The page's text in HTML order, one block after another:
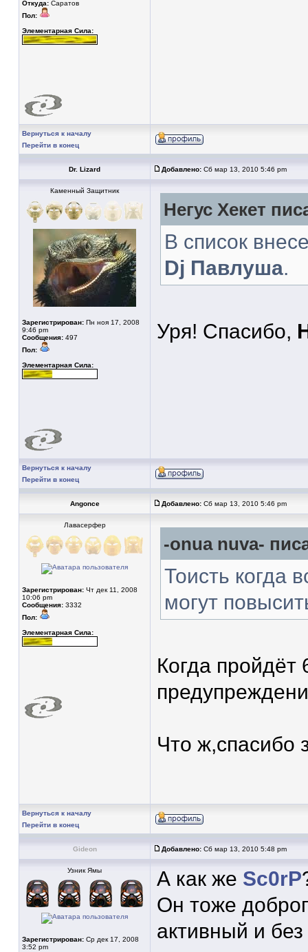
Откуда: Саратов
Пол:
Элементарная Сила:
Вернуться к началу
Перейти в конец
Dr. Lizard Добавлено: Сб мар 13, 2010 5:46 pm
Каменный Защитник
Зарегистрирован: Пн ноя 17, 2008
9:46 pm
Сообщения: 497
Пол:
Элементарная Сила:
Негус Хекет
В список
Dj Павлуша.
Уря! Спасибо,
Вернуться к началу
Перейти в конец
Angonce Добавлено: Сб мар 13, 2010 5:46 pm
Лавасерфер
Зарегистрирован: Чт дек 11, 2008
10:06 pm
Сообщения: 3332
Пол:
Элементарная Сила:
-onua nuva-
Тоисть когда
могут
Когда пройдёт
Что ж,спасибо
Вернуться к началу
Перейти в конец
Gideon Добавлено: Сб мар 13, 2010 5:48 pm
Узник Ямы
Зарегистрирован: Ср дек 17, 2008
3:52 pm
А как же Sc0rP
Он тоже
активный и